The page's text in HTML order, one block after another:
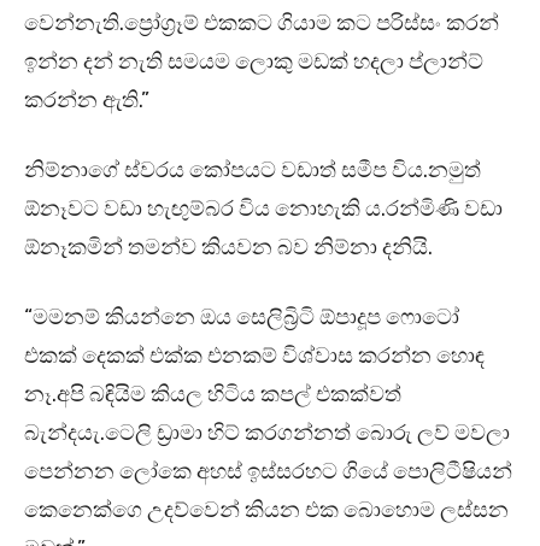
වෙන්නැති.ප්‍රෝග්‍රෑම් එකකට ගියාම කට පරිස්සං කරන්
ඉන්න දන් නැති සමයම ලොකු මඩක් හදලා ප්ලාන්ට්
කරන්න ඇති.”
නිම්නාගේ ස්වරය කෝපයට වඩාත් සමීප විය.නමුත්
ඕනෑවට වඩා හැඟුම්බර විය නොහැකි ය.රන්මිණි වඩා
ඕනෑකමින් තමන්ව කියවන බව නිම්නා දනියි.
“මමනම් කියන්නෙ ඔය සෙලිබ්‍රිටි ඕපාදූප ෆොටෝ
එකක් දෙකක් එක්ක එනකම් විශ්වාස කරන්න හොඳ
නෑ.අපි බඳියිම කියල හිටිය කපල් එකක්වත්
බැන්දයැ.ටෙලි ඩ්‍රාමා හිට් කරගන්නත් බොරු ලව් මවලා
පෙන්නන ලෝකෙ අහස් ඉස්සරහට ගියේ පොලිටීෂියන්
කෙනෙක්ගෙ උදව්වෙන් කියන එක බොහොම ලස්සන